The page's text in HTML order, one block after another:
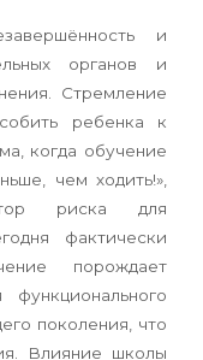
и
органов и
Стремление
ребенка к
когда обучение
чем ходить!»,
риска для
фактически
порождает
поколения, что
Влияние школы